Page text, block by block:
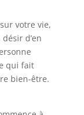
votre vie,
d’en
qui fait
bien-être.